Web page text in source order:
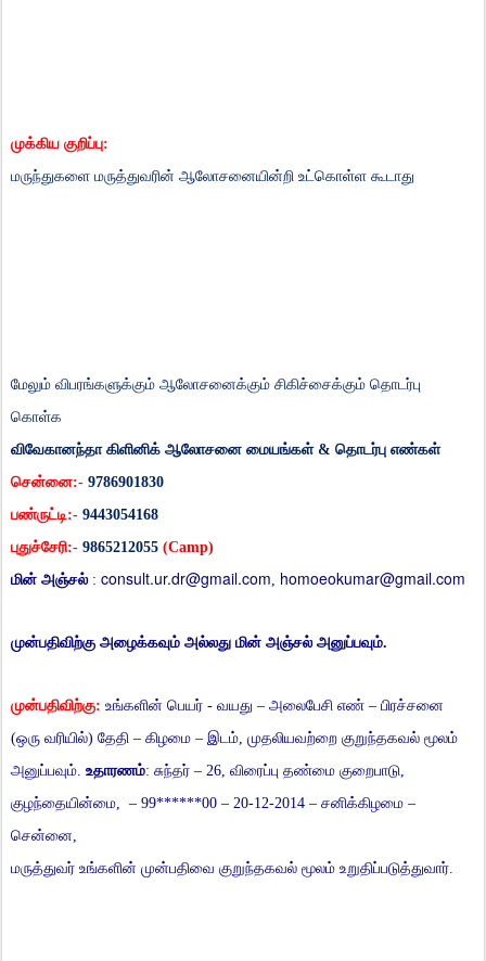
முக்கிய குறிப்பு:
மருந்துகளை மருத்துவரின் ஆலோசனையின்றி உட்கொள்ள கூடாது
மேலும் விபரங்களுக்கும் ஆலோசனைக்கும் சிகிச்சைக்கும் தொடர்பு
கொள்க
விவேகானந்தா கிளினிக் ஆலோசனை மையங்கள்& தொடர்பு எண்கள்
சென்னை:- 9786901830
பண்ருட்டி:- 9443054168
புதுச்சேரி:- 9865212055 (Camp)
மின் அஞ்சல் : consult.ur.dr@gmail.com, homoeokumar@gmail.com
முன்பதிவிற்கு அழைக்கவும் அல்லது மின் அஞ்சல் அனுப்பவும்.
முன்பதிவிற்கு: உங்களின் பெயர் - வயது – அலைபேசி எண் – பிரச்சனை
(ஒரு வரியில்) தேதி – கிழமை – இடம், முதலியவற்றை குறுந்தகவல் மூலம்
அனுப்பவும். உதாரணம்: சுந்தர் – 26, விரைப்பு தண்மை குறைபாடு,
குழந்தையின்மை, – 99******00 – 20-12-2014 – சனிக்கிழமை –
சென்னை,
மருத்துவர் உங்களின் முன்பதிவை குறுந்தகவல் மூலம் உறுதிப்படுத்துவார்.